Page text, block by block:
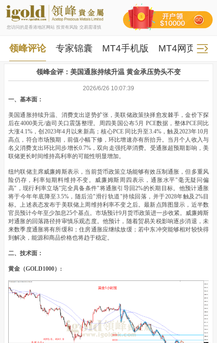
您访问的是香港地区网站 投资有风险 交易需谨慎
领峰评论 专家锦囊 MT4手机版 MT4网页版
领峰金评：美国通胀持续升温 黄金承压势头不变
2026/6/26 10:07:39
一、基本面：
美国通胀持续升温、消费支出逆势扩张，美联储政策抉择愈发棘手，金价下探
后在4000美元/盎司关口震荡整理。周四美国公布5月 PCE数据，整体PCE同比
大涨4.1%，创2023年4月以来新高；核心PCE 同比升至3.4%，触及2023年10月
高点，符合市场预期，前值小幅下修，环比增速亦有所抬升。当月个人收入与
名义消费支出环比同步增长0.7%，双向走强托举消费。受通胀超预期影响，美
联储更长时间维持高利率的可能性明显增加。
纽约联储主席威廉姆斯表示，当前货币政策立场能够有效压制通胀，但多重风
险仍存，利率短期料维持不变。威廉姆斯周四表示，通胀水平"毫无疑问偏
高"，现行利率立场"完全具备条件"将通胀引导回2%的长期目标。他预计通胀
将于今年年底降至3.5%，随后沿"滑行轨道"持续回落，并于2028年触及2%目
标。上述表态发布于美联储上周维持利率不变之后。最新点阵图显示，近半数
官员预计今年至少加息25个基点。市场预计9月货币政策进一步收紧。威廉姆斯
对通胀的回落路径持审慎乐观态度。他预计，随着贸易关税影响逐步消退，未
来数季度通胀将有所缓和；住房通胀应继续放缓；若中东冲突能够相对较快得
到解决，能源和商品价格也将趋于稳定。
二、技术面：
黄金（GOLD1000）: